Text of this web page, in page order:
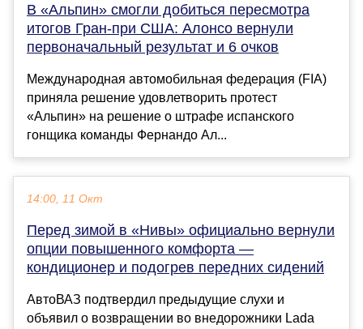
В «Альпин» смогли добиться пересмотра
итогов Гран-при США: Алонсо вернули
первоначальный результат и 6 очков
Международная автомобильная федерация (FIA)
приняла решение удовлетворить протест
«Альпин» на решение о штрафе испанского
гонщика команды Фернандо Ал...
14:00, 11 Окт
Перед зимой в «Нивы» официально вернули
опции повышенного комфорта —
кондиционер и подогрев передних сидений
АвтоВАЗ подтвердил предыдущие слухи и
объявил о возвращении во внедорожники Lada